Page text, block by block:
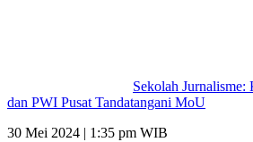
Sekolah Jurnalisme:
dan PWI Pusat Tandatangani MoU
30 Mei 2024 | 1:35 pm WIB